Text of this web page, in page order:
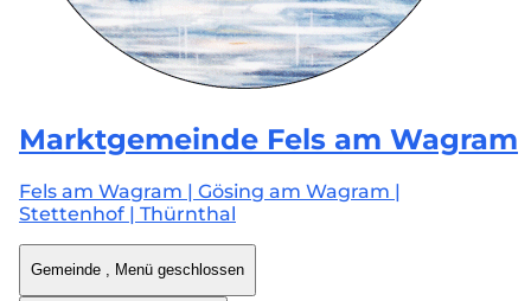
Marktgemeinde Fels am Wagram
Fels am Wagram | Gösing am Wagram |
Stettenhof | Thürnthal
Gemeinde , Menü geschlossen